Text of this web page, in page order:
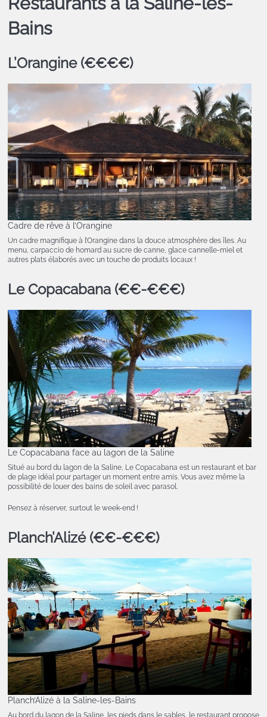
Bains
L’Orangine (€€€€)
Cadre de rêve à l’Orangine
Un cadre magnifique à l’Orangine dans la douce atmosphère des îles. Au
menu, carpaccio de homard au sucre de canne, glace cannelle-miel et
autres plats élaborés avec un touche de produits locaux !
Le Copacabana (€€-€€€)
Le Copacabana face au lagon de la Saline
Situé au bord du lagon de la Saline, Le Copacabana est un restaurant et bar
de plage idéal pour partager un moment entre amis. Vous avez même la
possibilité de louer des bains de soleil avec parasol.
Pensez à réserver, surtout le week-end !
Planch’Alizé (€€-€€€)
Planch’Alizé à la Saline-les-Bains